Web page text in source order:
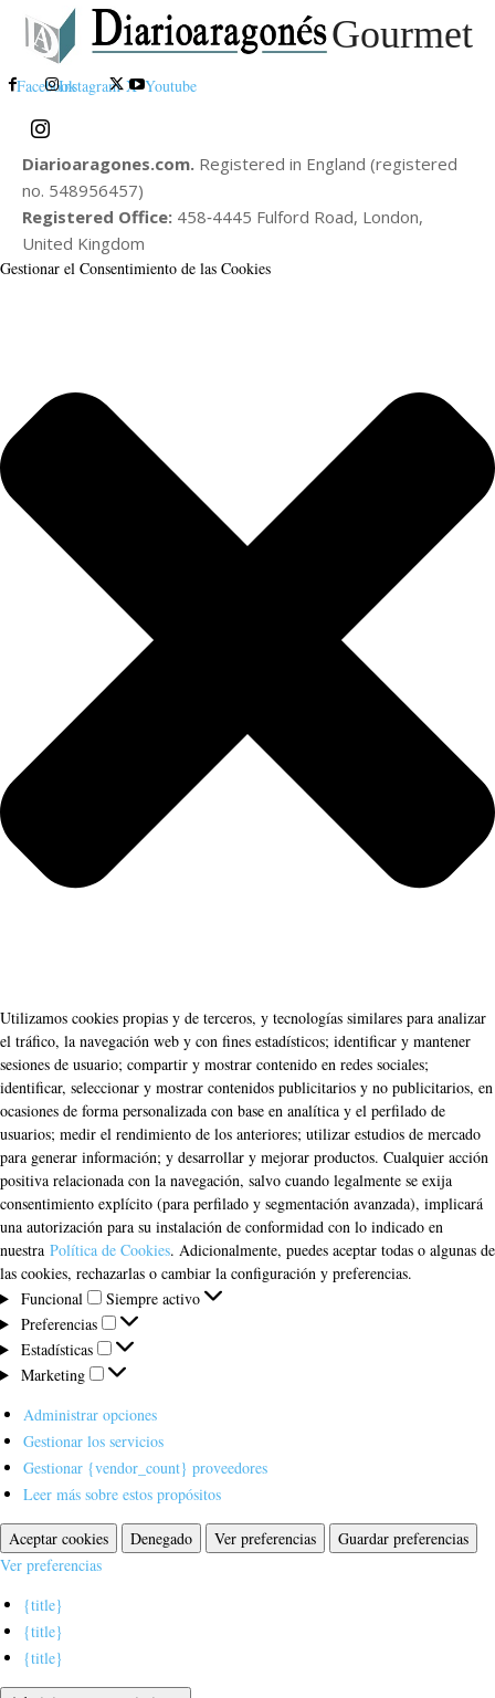
Gourmet
FacebookInstagram X Youtube
Diarioaragones.com. Registered in England (registered
no. 548956457)
Registered Office: 458‑4445 Fulford Road, London,
United Kingdom
Gestionar el Consentimiento de las Cookies
Utilizamos cookies propias y de terceros, y tecnologías similares para analizar
el tráfico, la navegación web y con fines estadísticos; identificar y mantener
sesiones de usuario; compartir y mostrar contenido en redes sociales;
identificar, seleccionar y mostrar contenidos publicitarios y no publicitarios, en
ocasiones de forma personalizada con base en analítica y el perfilado de
usuarios; medir el rendimiento de los anteriores; utilizar estudios de mercado
para generar información; y desarrollar y mejorar productos. Cualquier acción
positiva relacionada con la navegación, salvo cuando legalmente se exija
consentimiento explícito (para perfilado y segmentación avanzada), implicará
una autorización para su instalación de conformidad con lo indicado en
nuestra Política de Cookies. Adicionalmente, puedes aceptar todas o algunas de
las cookies, rechazarlas o cambiar la configuración y preferencias.
Funcional
Funcional
Siempre activo
Preferencias
Preferencias
Estadísticas
Estadísticas
Marketing
Marketing
Administrar opciones
Gestionar los servicios
Gestionar {vendor_count} proveedores
Leer más sobre estos propósitos
Aceptar cookies Denegado Ver preferencias
Guardar preferencias
Ver preferencias
{title}
{title}
{title}